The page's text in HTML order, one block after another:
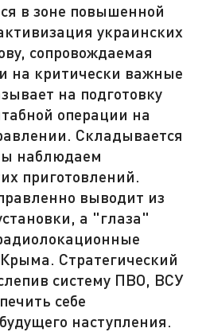
в зоне повышенной
украинских
сопровождаемая
на критически важные
на подготовку
операции на
Складывается
наблюдаем
приготовлений.
выводит из
а "глаза"
Стратегический
систему ПВО, ВСУ
себе
наступления.